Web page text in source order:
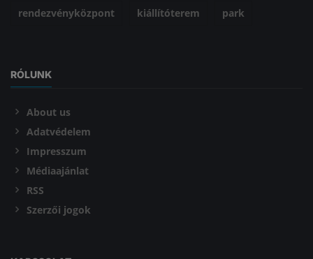
rendezvényközpont kiállítóterem park
RÓLUNK
About us
Adatvédelem
Impresszum
Médiaajánlat
RSS
Szerzői jogok